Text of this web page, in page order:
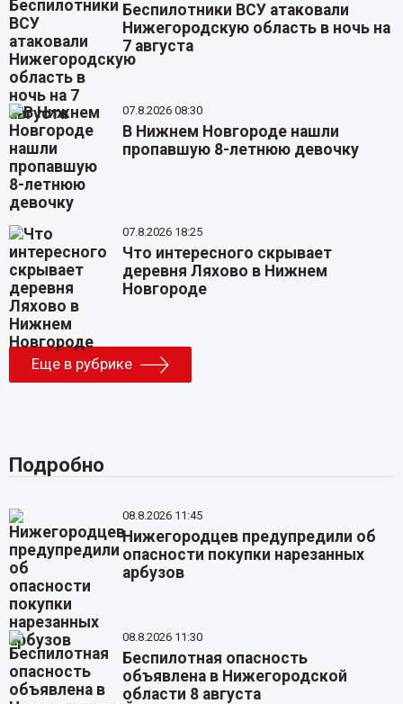
Беспилотники ВСУ атаковали
Нижегородскую область в ночь на
7 августа
07.8.2026 08:30
В Нижнем Новгороде нашли
пропавшую 8-летнюю девочку
07.8.2026 18:25
Что интересного скрывает
деревня Ляхово в Нижнем
Новгороде
Еще в рубрике
Подробно
08.8.2026 11:45
Нижегородцев предупредили об
опасности покупки нарезанных
арбузов
08.8.2026 11:30
Беспилотная опасность
объявлена в Нижегородской
области 8 августа